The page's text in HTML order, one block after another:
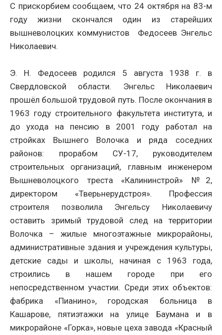
С прискорбием сообщаем, что 24 октября на 83-м
году жизни скончался один из старейших
вышневолоцких коммунистов Федосеев Энгельс
Николаевич.
Э. Н. Федосеев родился 5 августа 1938 г. в
Свердловской области. Энгельс Николаевич
прошёл большой трудовой путь. После окончания в
1963 году строительного факультета института, и
до ухода на пенсию в 2001 году работал на
стройках Вышнего Волочка и ряда соседних
районов: прорабом СУ-17, руководителем
строительных организаций, главным инженером
Вышневолоцкого треста «Калининстрой» №2,
директором «Тверьнерудстроя». Профессия
строителя позволила Энгельсу Николаевичу
оставить зримый трудовой след на территории
Волочка – жилые многоэтажные микрорайоны,
административные здания и учреждения культуры,
детские сады и школы, начиная с 1963 года,
строились в нашем городе при его
непосредственном участии. Среди этих объектов:
фабрика «Пианино», городская больница в
Кашарове, пятиэтажки на улице Баумана и в
микрорайоне «Горка», новые цеха завода «Красный